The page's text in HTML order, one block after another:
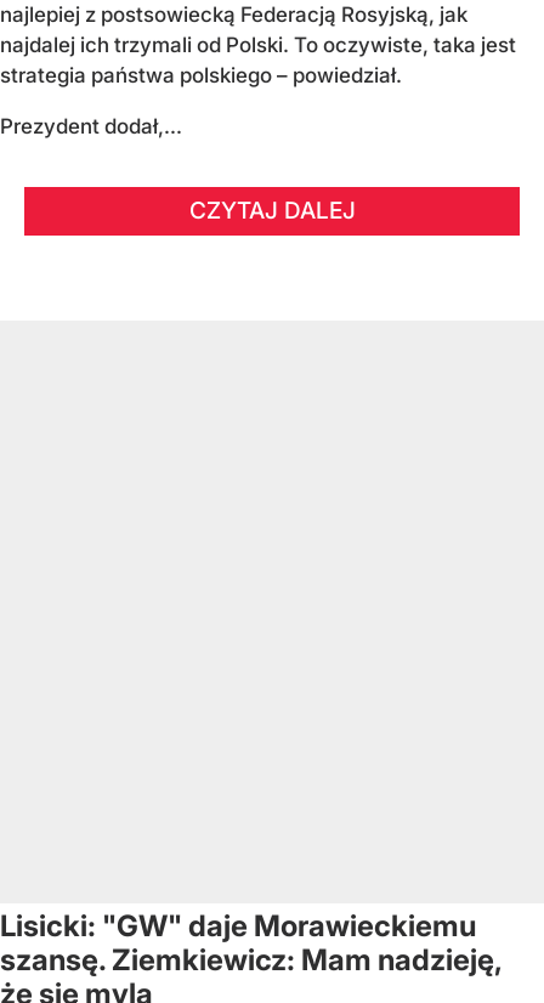
najlepiej z postsowiecką Federacją Rosyjską, jak
najdalej ich trzymali od Polski. To oczywiste, taka jest
strategia państwa polskiego – powiedział.
Prezydent dodał,...
CZYTAJ DALEJ
Lisicki: "GW" daje Morawieckiemu
szansę. Ziemkiewicz: Mam nadzieję,
że się mylą